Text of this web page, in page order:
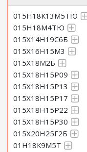
015Н18К13М5ТЮ
015Н18М4ТЮ
015Х14Н19С6Б
015Х16Н15М3
015Х18М2Б
015Х18Н15Р09
015Х18Н15Р13
015Х18Н15Р17
015Х18Н15Р22
015Х18Н15Р30
015Х20Н25Г2Б
01Н18К9М5Т